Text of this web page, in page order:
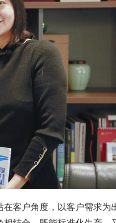
客户角度，以客户需求为